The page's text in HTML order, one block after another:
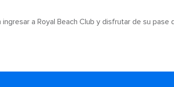
a Royal Beach Club y disfrutar de su pase